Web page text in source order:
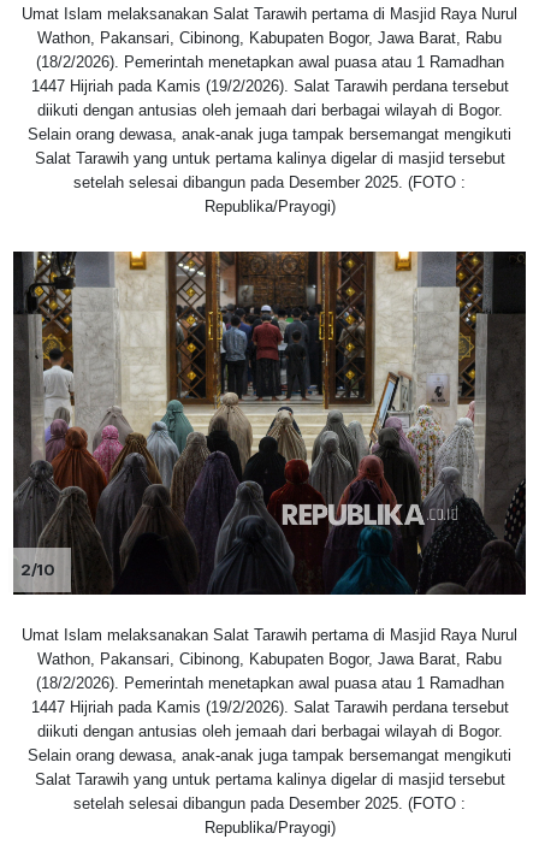
Umat Islam melaksanakan Salat Tarawih pertama di Masjid Raya Nurul
Wathon, Pakansari, Cibinong, Kabupaten Bogor, Jawa Barat, Rabu
(18/2/2026). Pemerintah menetapkan awal puasa atau 1 Ramadhan
1447 Hijriah pada Kamis (19/2/2026). Salat Tarawih perdana tersebut
diikuti dengan antusias oleh jemaah dari berbagai wilayah di Bogor.
Selain orang dewasa, anak-anak juga tampak bersemangat mengikuti
Salat Tarawih yang untuk pertama kalinya digelar di masjid tersebut
setelah selesai dibangun pada Desember 2025. (FOTO :
Republika/Prayogi)
2/10
Umat Islam melaksanakan Salat Tarawih pertama di Masjid Raya Nurul
Wathon, Pakansari, Cibinong, Kabupaten Bogor, Jawa Barat, Rabu
(18/2/2026). Pemerintah menetapkan awal puasa atau 1 Ramadhan
1447 Hijriah pada Kamis (19/2/2026). Salat Tarawih perdana tersebut
diikuti dengan antusias oleh jemaah dari berbagai wilayah di Bogor.
Selain orang dewasa, anak-anak juga tampak bersemangat mengikuti
Salat Tarawih yang untuk pertama kalinya digelar di masjid tersebut
setelah selesai dibangun pada Desember 2025. (FOTO :
Republika/Prayogi)